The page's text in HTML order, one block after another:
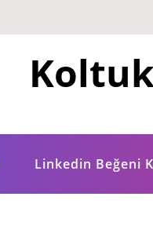
Linkedin Beğeni